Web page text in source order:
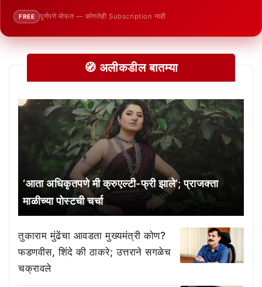
FREE पूर्णपणे मोफत — कोणतेही Subscription नाही
🧭 अलीकडील बातम्या
‘आता अधिकृतपणे मी क्रुएल्टी-फ्री झाले’; प्राजक्ता
माळीच्या पोस्टची चर्चा
तुकाराम मुंढेंचा आवडता मुख्यमंत्री कोण?
फडणवीस, शिंदे की ठाकरे; उत्तराने सगळेच
चक्रावले